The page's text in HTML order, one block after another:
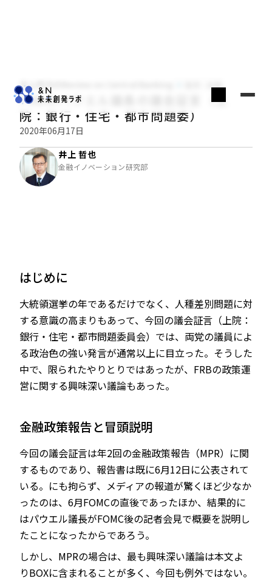
JP EN
井上哲也のReview on Central Banking
FRBのパウエル議長の議会証言（上
院：銀行・住宅・都市問題委）
2020年06月17日
井上 哲也
金融イノベーション研究部
はじめに
大統領選挙の年であるだけでなく、人種差別問題に対
する意識の高まりもあって、今回の議会証言（上院：
銀行・住宅・都市問題委員会）では、両党の議員によ
る政治色の強い発言が通常以上に目立った。そうした
中で、限られたやりとりではあったが、FRBの政策運
営に関する興味深い議論もあった。
金融政策報告と冒頭説明
今回の議会証言は年2回の金融政策報告（MPR）に関
するものであり、報告書は既に6月12日に公表されて
いる。にも拘らず、メディアの報道が驚くほど少なか
ったのは、6月FOMCの直後であったほか、結果的に
はパウエル議長がFOMC後の記者会見で概要を説明し
たことになったからであろう。
しかし、MPRの場合は、最も興味深い議論は本文よ
りBOXに含まれることが多く、今回も例外ではない。